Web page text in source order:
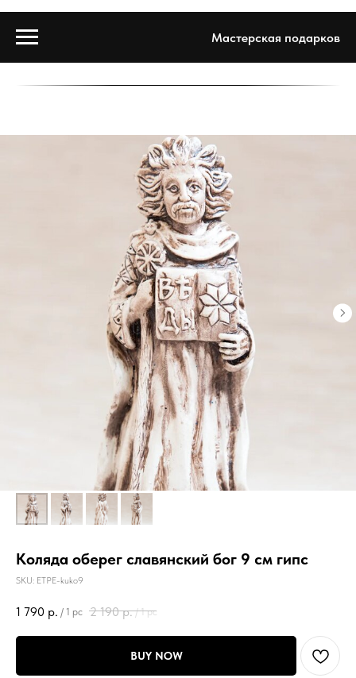
Мастерская подарков
Коляда оберег славянский бог 9 см гипс
SKU: ETPE-kuko9
1 790 р. / 1 pc 2 190 р. / 1 pc
BUY NOW